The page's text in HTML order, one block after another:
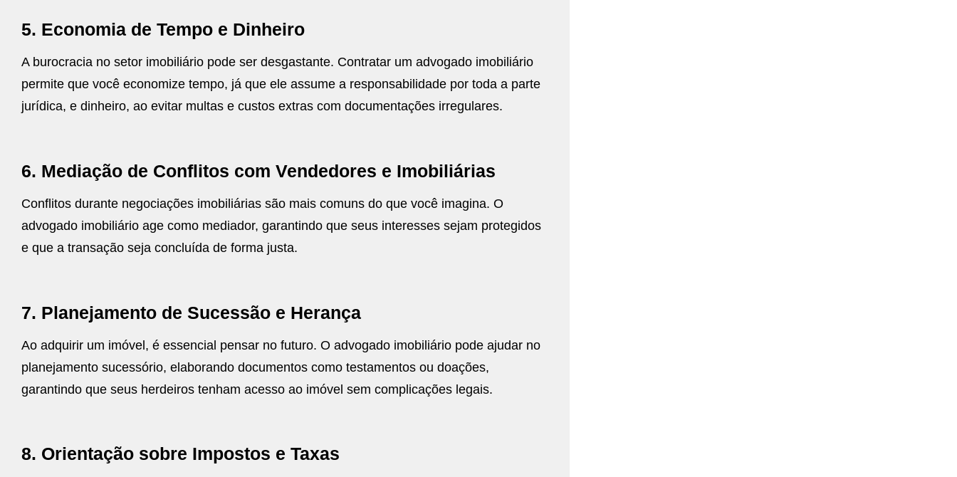
5. Economia de Tempo e Dinheiro
A burocracia no setor imobiliário pode ser desgastante. Contratar um advogado imobiliário
permite que você economize tempo, já que ele assume a responsabilidade por toda a parte
jurídica, e dinheiro, ao evitar multas e custos extras com documentações irregulares.
6. Mediação de Conflitos com Vendedores e Imobiliárias
Conflitos durante negociações imobiliárias são mais comuns do que você imagina. O
advogado imobiliário age como mediador, garantindo que seus interesses sejam protegidos
e que a transação seja concluída de forma justa.
7. Planejamento de Sucessão e Herança
Ao adquirir um imóvel, é essencial pensar no futuro. O advogado imobiliário pode ajudar no
planejamento sucessório, elaborando documentos como testamentos ou doações,
garantindo que seus herdeiros tenham acesso ao imóvel sem complicações legais.
8. Orientação sobre Impostos e Taxas